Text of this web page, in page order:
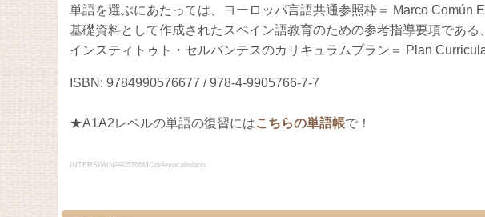
単語を選ぶにあたっては、ヨーロッパ言語共通参照枠＝ Marco Común
基礎資料として作成されたスペイン語教育のための参考指導要項である、
インスティトゥト・セルバンテスのカリキュラムプラン＝ Plan
ISBN: 9784990576677 / 978-4-9905766-7-7
★A1A2レベルの単語の復習にはこちらの単語帳で！
INTERSPAIN9905766MCdelevocabulario